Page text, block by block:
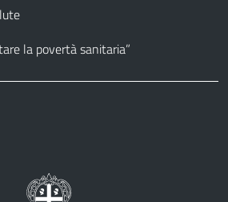
la povertà sanitaria”